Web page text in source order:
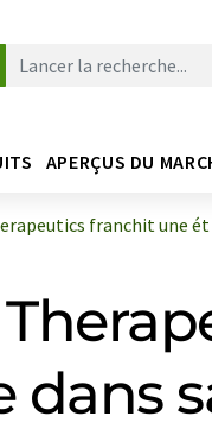
APERÇUS DU
franchit une ét